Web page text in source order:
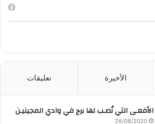
الأخيرة تعليقات
الأفعـى التي نُصـب لها برج في وادي المجينيـن
26/08/2020